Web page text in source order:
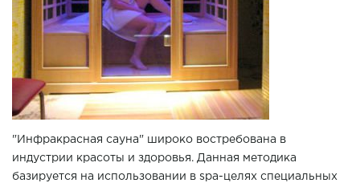
"Инфракрасная сауна" широко востребована в
индустрии красоты и здоровья. Данная методика
базируется на использовании в spa-целях специальных